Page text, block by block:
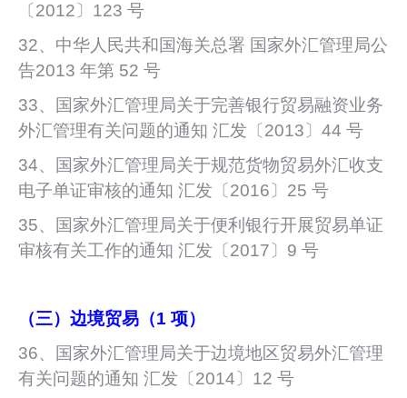
〔2012〕123 号
32、中华人民共和国海关总署 国家外汇管理局公
告2013 年第 52 号
33、国家外汇管理局关于完善银行贸易融资业务
外汇管理有关问题的通知 汇发〔2013〕44 号
34、国家外汇管理局关于规范货物贸易外汇收支
电子单证审核的通知 汇发〔2016〕25 号
35、国家外汇管理局关于便利银行开展贸易单证
审核有关工作的通知 汇发〔2017〕9 号
（三）边境贸易（1 项）
36、国家外汇管理局关于边境地区贸易外汇管理
有关问题的通知 汇发〔2014〕12 号